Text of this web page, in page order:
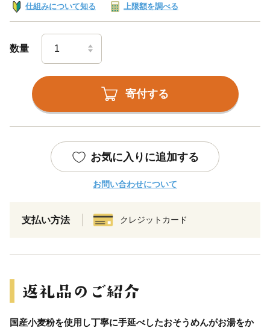
仕組みについて知る 上限額を調べる
数量
寄付する
お気に入りに追加する
お問い合わせについて
支払い方法 クレジットカード
国産小麦粉を使用し丁寧に手延べしたおそうめんがお湯をか